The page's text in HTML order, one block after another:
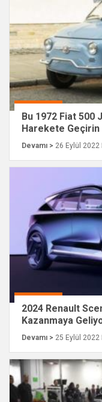
Bu 1972 Fiat 500
Harekete Geçirin
Devamı > 26 Eylül 2022
2024 Renault
Kazanmaya
Devamı > 25 Eylül 2022